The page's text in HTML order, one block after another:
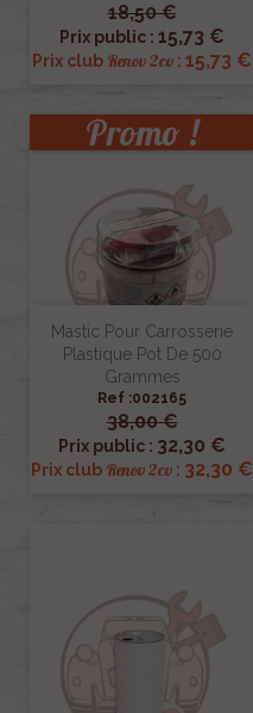
18,50 €
Prix public : 15,73 €
Prix club Renov 2cv : 15,73 €
Mastic Pour Carrosserie
Plastique Pot De 500
Grammes
Ref :002165
38,00 €
Prix public : 32,30 €
Prix club Renov 2cv : 32,30 €
Promo !